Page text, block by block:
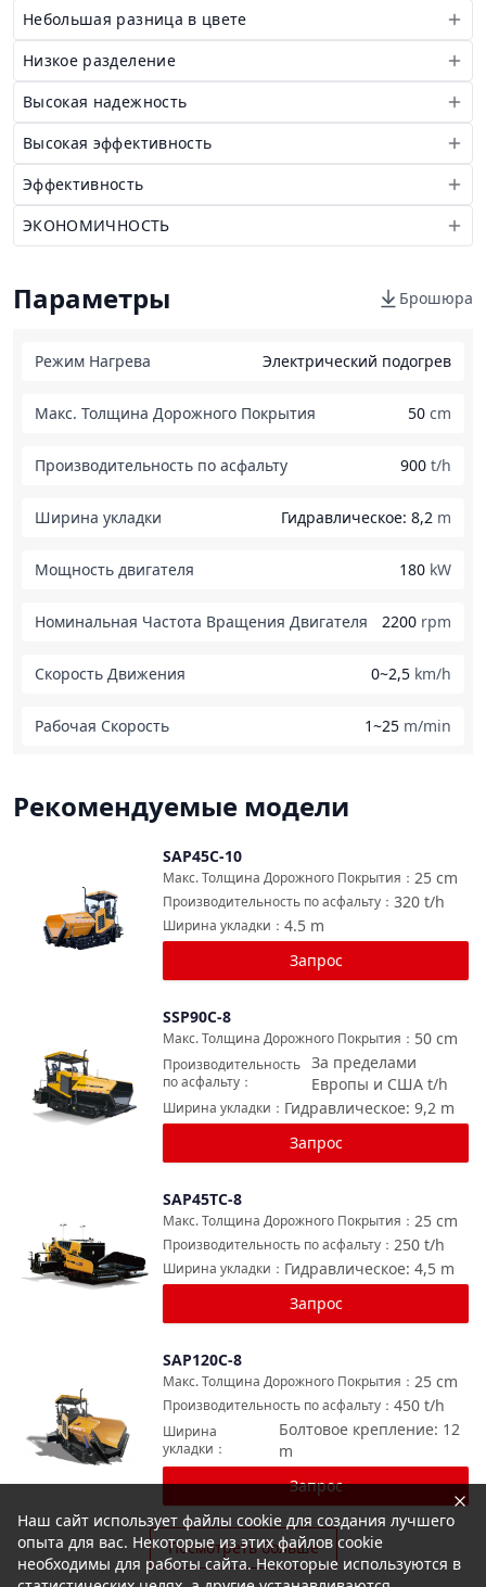
Небольшая разница в цвете
Низкое разделение
Высокая надежность
Высокая эффективность
Эффективность
ЭКОНОМИЧНОСТЬ
Параметры Брошюра
Режим Нагрева Электрический подогрев
Макс. Толщина Дорожного Покрытия 50 cm
Производительность по асфальту 900 t/h
Ширина укладки Гидравлическое: 8,2 m
Мощность двигателя 180 kW
Номинальная Частота Вращения Двигателя 2200 rpm
Скорость Движения 0~2,5 km/h
Рабочая Скорость 1~25 m/min
Рекомендуемые модели
SAP45C-10
25 cm
Макс. Толщина Дорожного Покрытия ：
320 t/h
Производительность по асфальту ：
4.5 m
Ширина укладки ：
Запрос
SSP90C-8
50 cm
Макс. Толщина Дорожного Покрытия ：
За пределами
Европы и США t/h
Производительность
по асфальту ：
Гидравлическое: 9,2 m
Ширина укладки ：
Запрос
SAP45TC-8
25 cm
Макс. Толщина Дорожного Покрытия ：
250 t/h
Производительность по асфальту ：
Гидравлическое: 4,5 m
Ширина укладки ：
Запрос
SAP120C-8
25 cm
Макс. Толщина Дорожного Покрытия ：
450 t/h
Производительность по асфальту ：
Болтовое крепление: 12
m
Ширина
укладки ：
Запрос
Посмотреть больше
Наш сайт использует файлы cookie для создания лучшего
опыта для вас. Некоторые из этих файлов cookie
необходимы для работы сайта. Некоторые используются в